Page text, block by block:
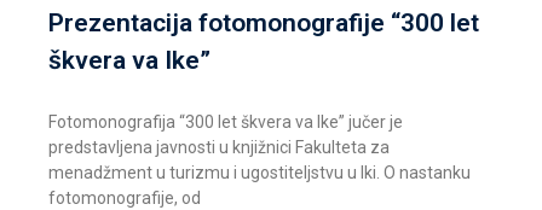
Prezentacija fotomonografije “300 let
škvera va Ike”
Fotomonografija “300 let škvera va Ike” jučer je
predstavljena javnosti u knjižnici Fakulteta za
menadžment u turizmu i ugostiteljstvu u Iki. O nastanku
fotomonografije, od